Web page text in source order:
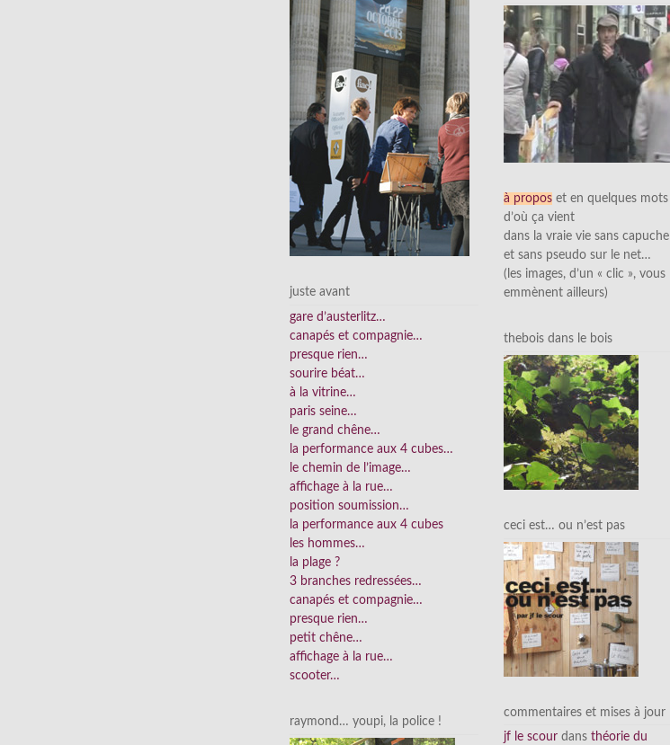
juste avant
gare d’austerlitz…
canapés et compagnie…
presque rien…
sourire béat…
à la vitrine…
paris seine…
le grand chêne…
la performance aux 4 cubes…
le chemin de l’image…
affichage à la rue…
position soumission…
la performance aux 4 cubes
les hommes…
la plage ?
3 branches redressées…
canapés et compagnie…
presque rien…
petit chêne…
affichage à la rue…
scooter…
raymond… youpi, la police !
à propos et en quelques mots
d’où ça vient
dans la vraie vie sans capuche
et sans pseudo sur le net…
(les images, d’un « clic », vous
emmènent ailleurs)
thebois dans le bois
ceci est… ou n’est pas
commentaires et mises à jour
jf le scour dans théorie du